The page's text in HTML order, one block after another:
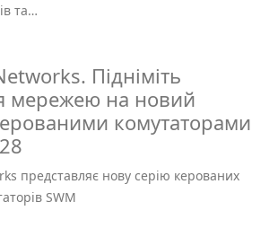
та…
Підніміть
мережею на новий
комутаторами
представляє нову серію керованих
SWM